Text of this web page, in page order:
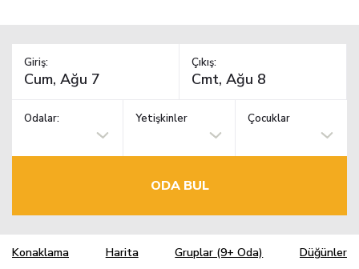
Giriş: Çıkış:
Odalar: Yetişkinler Çocuklar
ODA BUL
Konaklama Harita Gruplar (9+ Oda) Düğünler